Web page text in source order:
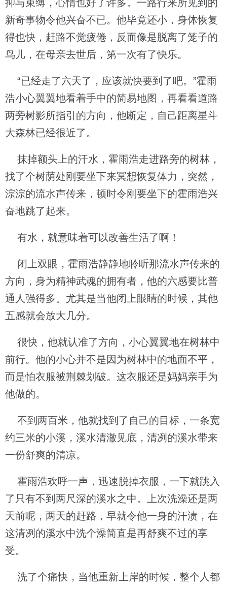
抑与束缚，心情也好了许多。一路行来所见到的
新奇事物令他兴奋不已。他毕竟还小，身体恢复
得也快，赶路不觉疲倦，反而像是脱离了笼子的
鸟儿，在母亲去世后，第一次有了快乐。
“已经走了六天了，应该就快要到了吧。”霍雨
浩小心翼翼地看着手中的简易地图，再看看道路
两旁树影所指引的方向，他断定，自己距离星斗
大森林已经很近了。
抹掉额头上的汗水，霍雨浩走进路旁的树林，
找了个树荫处刚要坐下来冥想恢复体力，突然，
淙淙的流水声传来，顿时令刚要坐下的霍雨浩兴
奋地跳了起来。
有水，就意味着可以改善生活了啊！
闭上双眼，霍雨浩静静地聆听那流水声传来的
方向，身为精神武魂的拥有者，他的六感要比普
通人强得多。尤其是当他闭上眼睛的时候，其他
五感就会放大几分。
很快，他就认准了方向，小心翼翼地在树林中
前行。他的小心并不是因为树林中的地面不平，
而是怕衣服被荆棘划破。这衣服还是妈妈亲手为
他做的。
不到两百米，他就找到了自己的目标，一条宽
约三米的小溪，溪水清澈见底，清冽的溪水带来
一份舒爽的清凉。
霍雨浩欢呼一声，迅速脱掉衣服，一下就跳入
了只有不到两尺深的溪水之中。上次洗澡还是两
天前呢，两天的赶路，早就令他一身的汗渍，在
这清冽的溪水中洗个澡简直是再舒爽不过的享
受。
洗了个痛快，当他重新上岸的时候，整个人都